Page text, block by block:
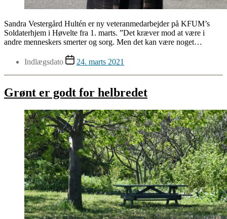
Sandra Vestergård Hultén er ny veteranmedarbejder på KFUM’s
Soldaterhjem i Høvelte fra 1. marts. ”Det kræver mod at være i
andre menneskers smerter og sorg. Men det kan være noget…
Indlægsdato 24. marts 2021
Grønt er godt for helbredet